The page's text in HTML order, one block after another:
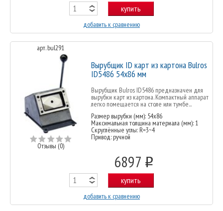
купить
добавить к сравнению
арт. bul291
Отзывы (0)
Вырубщик ID карт из картона Bulros
ID5486 54x86 мм
Вырубщик Bulros ID5486 предназначен для
вырубки карт из картона. Компактный аппарат
легко помещается на столе или тумбе...
Размер вырубки (мм): 54х86
Максимальная толщина материала (мм): 1
Скруглённые углы: R=3~4
Привод: ручной
6897 o
купить
добавить к сравнению